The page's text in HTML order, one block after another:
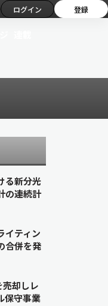
ログイン 登録
る新分光
の連続計
イティン
合併を発
却しレ
保守事業